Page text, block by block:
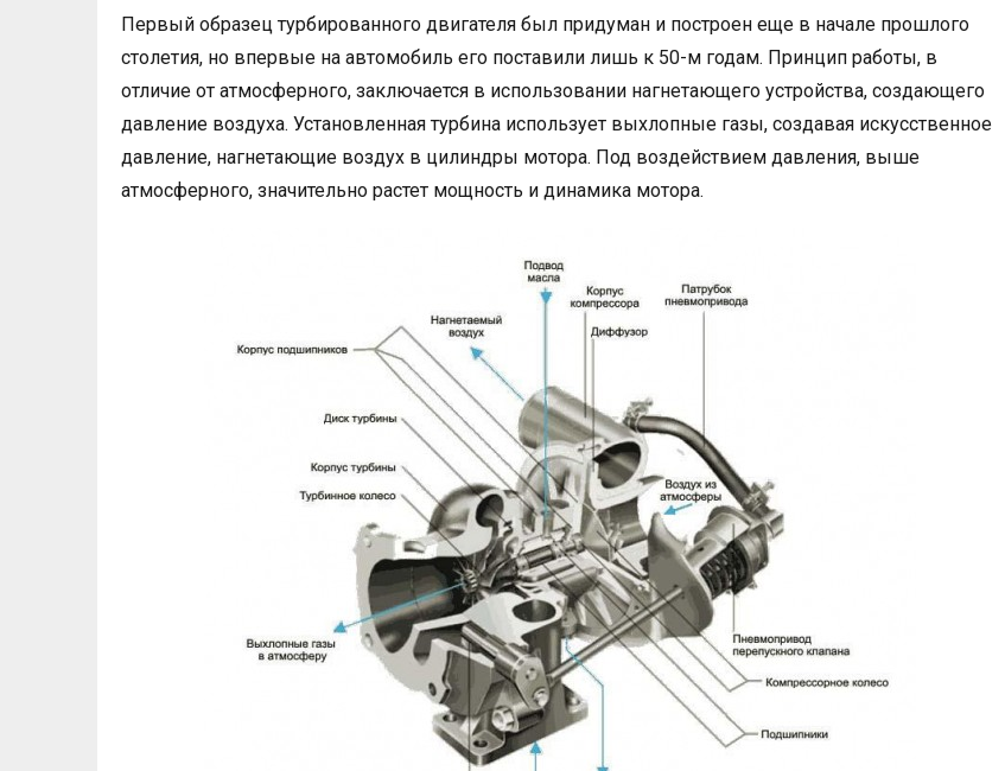
Первый образец турбированного двигателя был придуман и построен еще в начале прошлого
столетия, но впервые на автомобиль его поставили лишь к 50-м годам. Принцип работы, в
отличие от атмосферного, заключается в использовании нагнетающего устройства, создающего
давление воздуха. Установленная турбина использует выхлопные газы, создавая искусственное
давление, нагнетающие воздух в цилиндры мотора. Под воздействием давления, выше
атмосферного, значительно растет мощность и динамика мотора.